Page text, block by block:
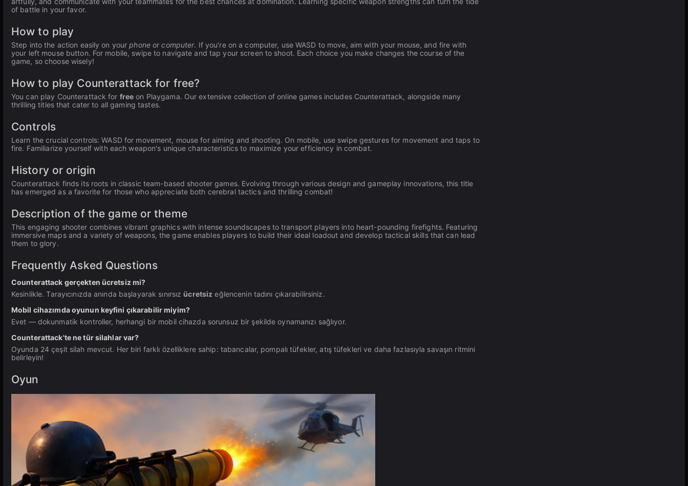
of battle in your favor.
How to play
Step into the action easily on yourphoneorcomputer. If you're on a computer, use WASD to move, aim with your mouse, and fire with
your left mouse button. For mobile, swipe to navigate and tap your screen to shoot. Each choice you make changes the course of the
game, so choose wisely!
How to play Counterattack for free?
You can play Counterattack for free on Playgama. Our extensive collection of online games includes Counterattack, alongside many
thrilling titles that cater to all gaming tastes.
Controls
Learn the crucial controls: WASD for movement, mouse for aiming and shooting. On mobile, use swipe gestures for movement and taps to
fire. Familiarize yourself with each weapon's unique characteristics to maximize your efficiency in combat.
History or origin
Counterattack finds its roots in classic team-based shooter games. Evolving through various design and gameplay innovations, this title
has emerged as a favorite for those who appreciate both cerebral tactics and thrilling combat!
Description of the game or theme
This engaging shooter combines vibrant graphics with intense soundscapes to transport players into heart-pounding firefights. Featuring
immersive maps and a variety of weapons, the game enables players to build their ideal loadout and develop tactical skills that can lead
them to glory.
Frequently Asked Questions
Counterattack gerçekten ücretsiz mi?
Kesinlikle. Tarayıcınızda anında başlayarak sınırsız ücretsiz eğlencenin tadını çıkarabilirsiniz.
Mobil cihazımda oyunun keyfini çıkarabilir miyim?
Evet — dokunmatik kontroller, herhangi bir mobil cihazda sorunsuz bir şekilde oynamanızı sağlıyor.
Counterattack'te ne tür silahlar var?
Oyunda 24 çeşit silah mevcut. Her biri farklı özelliklere sahip: tabancalar, pompalı tüfekler, atış tüfekleri ve daha fazlasıyla savaşın ritmini
belirleyin!
Oyun